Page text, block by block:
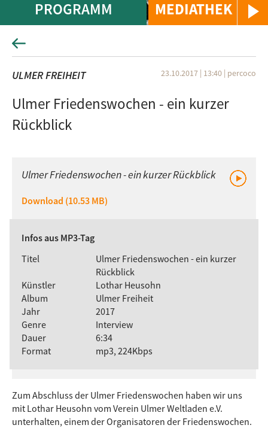
MEDIATHEK
PROGRAMM
ULMER FREIHEIT 23.10.2017 | 13:40 | percoco
Ulmer Friedenswochen - ein kurzer
Rückblick
Ulmer Friedenswochen - ein kurzer Rückblick
Download (10.53 MB)
Infos aus MP3-Tag
Titel
Ulmer Friedenswochen - ein kurzer
Rückblick
Künstler
Lothar Heusohn
Album
Ulmer Freiheit
Jahr
2017
Genre
Interview
Dauer
6:34
Format
mp3, 224Kbps
Zum Abschluss der Ulmer Friedenswochen haben wir uns
mit Lothar Heusohn vom Verein Ulmer Weltladen e.V.
unterhalten, einem der Organisatoren der Friedenswochen.